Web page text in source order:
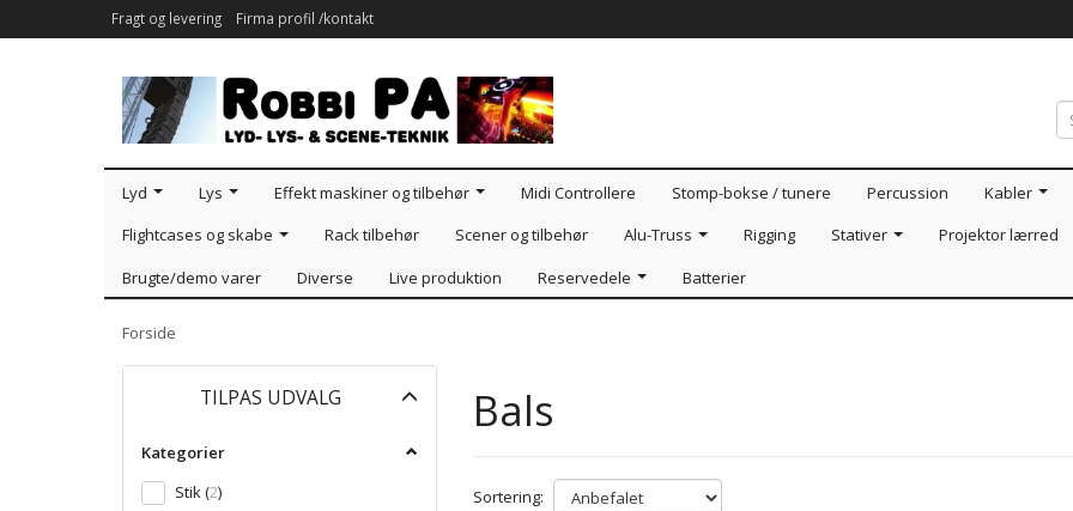
Fragt og levering Firma profil /kontakt
Lyd Lys Effekt maskiner og tilbehør Midi Controllere Stomp-bokse / tunere Percussion Kabler
Flightcases og skabe
Rack tilbehør Scener og tilbehør Alu-Truss Rigging Stativer Projektor lærred
Brugte/demo varer
Diverse Live produktion Reservedele Batterier
Forside
TILPAS UDVALG
Skifte
Kategorier
Stik(2)
Bals
Sortering: